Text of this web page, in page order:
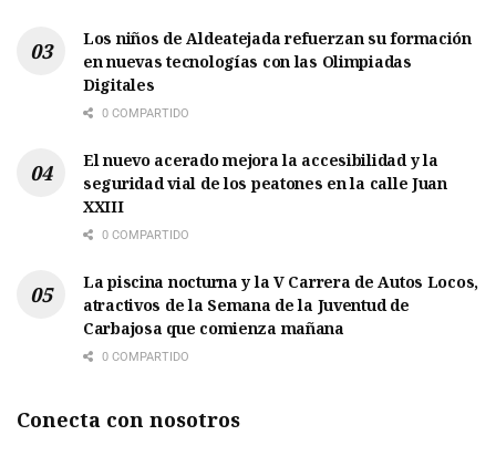
Los niños de Aldeatejada refuerzan su formación
en nuevas tecnologías con las Olimpiadas
Digitales
0 COMPARTIDO
El nuevo acerado mejora la accesibilidad y la
seguridad vial de los peatones en la calle Juan
XXIII
0 COMPARTIDO
La piscina nocturna y la V Carrera de Autos Locos,
atractivos de la Semana de la Juventud de
Carbajosa que comienza mañana
0 COMPARTIDO
Conecta con nosotros